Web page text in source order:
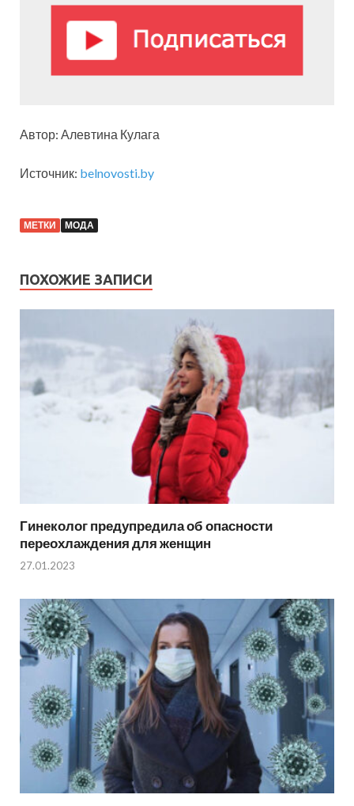
Автор: Алевтина Кулага
Источник: belnovosti.by
МЕТКИ МОДА
ПОХОЖИЕ ЗАПИСИ
Гинеколог предупредила об опасности
переохлаждения для женщин
27.01.2023